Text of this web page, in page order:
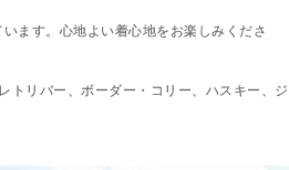
ます。心地よい着心地をお楽しみくださ
トリバー、ボーダー・コリー、ハスキー、ジ